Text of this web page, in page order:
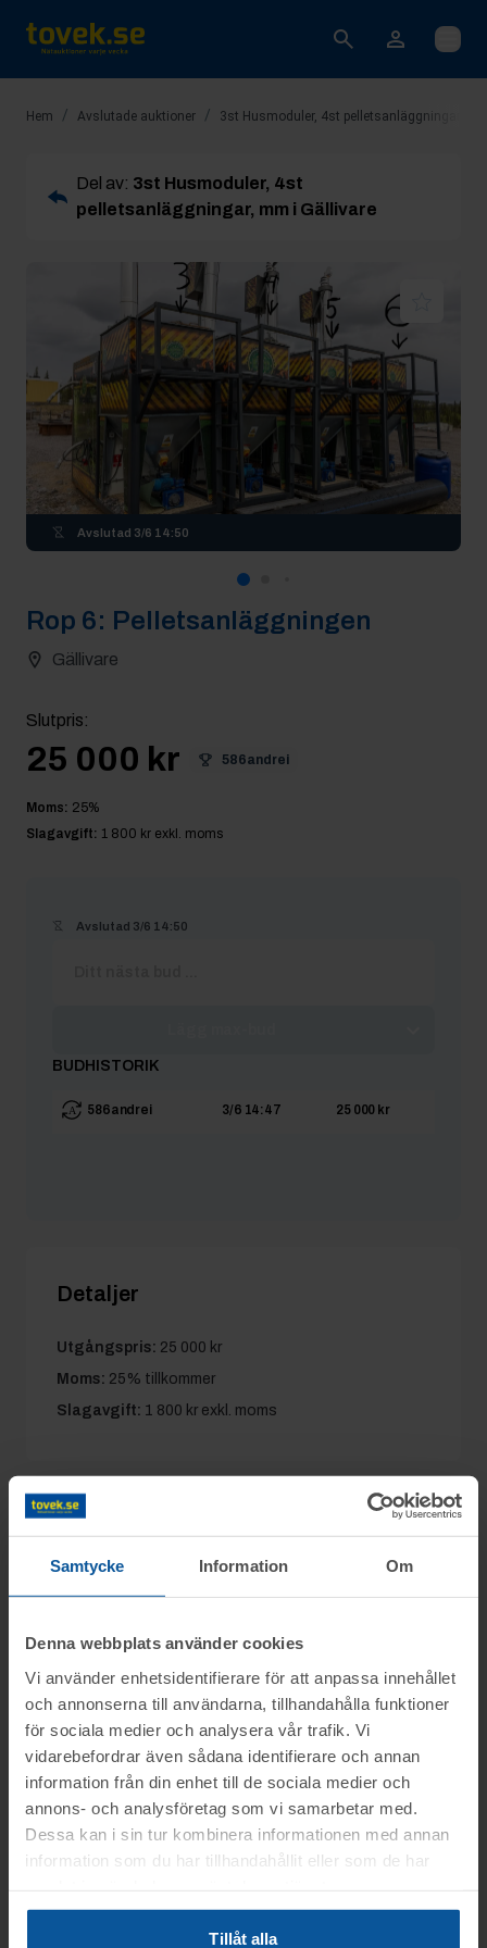
Samtycke Information Om
Denna webbplats använder cookies
Vi använder enhetsidentifierare för att anpassa innehållet
och annonserna till användarna, tillhandahålla funktioner
för sociala medier och analysera vår trafik. Vi
vidarebefordrar även sådana identifierare och annan
information från din enhet till de sociala medier och
annons- och analysföretag som vi samarbetar med.
Dessa kan i sin tur kombinera informationen med annan
information som du har tillhandahållit eller som de har
Tillåt alla
Öppna
Hem / Avslutade auktioner / 3st Husmoduler, 4st pelletsanläggningar,
Del av: 3st Husmoduler, 4st
pelletsanläggningar, mm i Gällivare
Avslutad 3/6 14:50
Rop 6: Pelletsanläggningen
Gällivare
Slutpris:
25 000 kr 586andrei
Moms: 25%
Slagavgift: 1 800 kr exkl. moms
Avslutad 3/6 14:50
BUDHISTORIK
586andrei 3/6 14:47 25 000 kr
Detaljer
Utgångspris: 25 000 kr
Moms: 25% tillkommer
Slagavgift: 1 800 kr exkl. moms
Objektet säljes i befintligt skick.
objektet vid angiven tid för visning.
OBS! Lagda bud kan inte tas bort!
Vid konkursutförsäljning gäller inte
konsumentköplagen (ex. ångerrätt). Se mer
info i registreringsavtalet.
Kalle tel.nr: 076-1392895
Hasse tel.nr: 0346-48776
Du kan alltid kontakta oss på 0346-48770 för
generella frågor om auktioner och rop.
Gällivare
Tid enligt överenskommelse på telefon:
076-1392895, Kalle
Betalning
Betalningen skall vara Toveks Auktioner AB
tillhandaSENAST 2026-06-08.
Avhämtning
Gällivare
Lasthjälp med truck